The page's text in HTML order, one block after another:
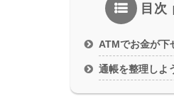
目次
ATMでお金が下
通帳を整理しよ